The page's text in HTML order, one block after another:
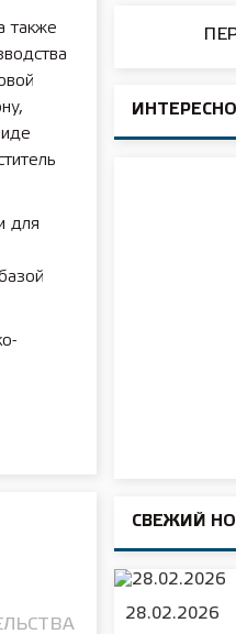
также
для
ИНТЕРЕСНО
СВЕЖИЙ
28.02.2026